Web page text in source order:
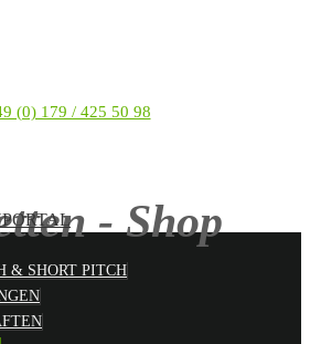
(0) 179 / 425 50 98
- Shop
& SHORT PITCH